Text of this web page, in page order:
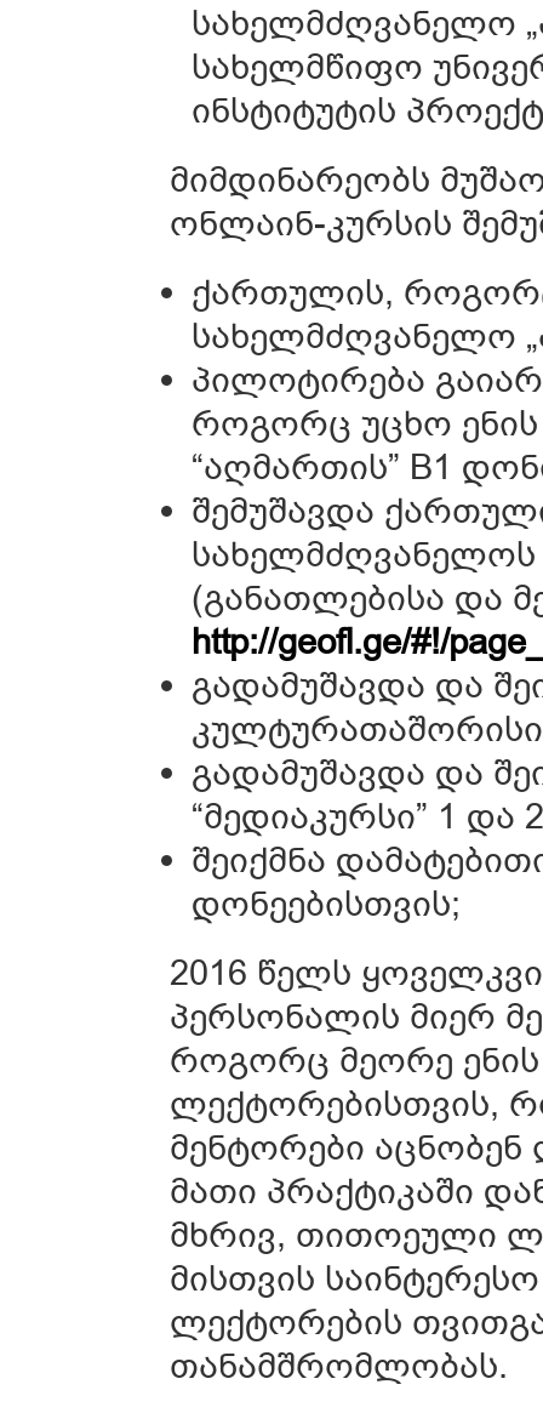
სახელმძღვანელო
სახელმწიფო
ინსტიტუტის
მიმდინარეობს
ონლაინ-კურსის
ქართულის,
სახელმძღვანელო
პილოტირება
როგორც უცხო
“აღმართის” B1
შემუშავდა
სახელმძღვანელოს
(განათლებისა და
http://geofl.ge/#!/page
გადამუშავდა და
გადამუშავდა და
“მედიაკურსი” 1 და
შეიქმნა
დონეებისთვის;
2016 წელს
პერსონალის მიერ
როგორც მეორე
ლექტორებისთვის,
მენტორები
მათი პრაქტიკაში
მხრივ, თითოეული
მისთვის
ლექტორების
თანამშრომლობას.